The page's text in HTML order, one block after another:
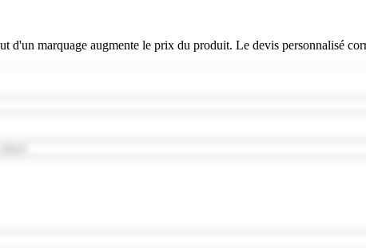
marquage augmente le prix du produit. Le devis personnalisé